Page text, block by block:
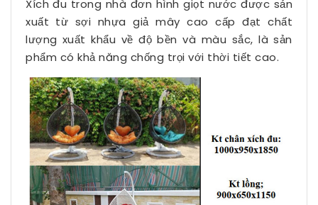
Xích đu trong nhà đơn hình giọt nước được sản
xuất từ sợi nhựa giả mây cao cấp đạt chất
lượng xuất khẩu về độ bền và màu sắc, là sản
phẩm có khả năng chống trọi với thời tiết cao.